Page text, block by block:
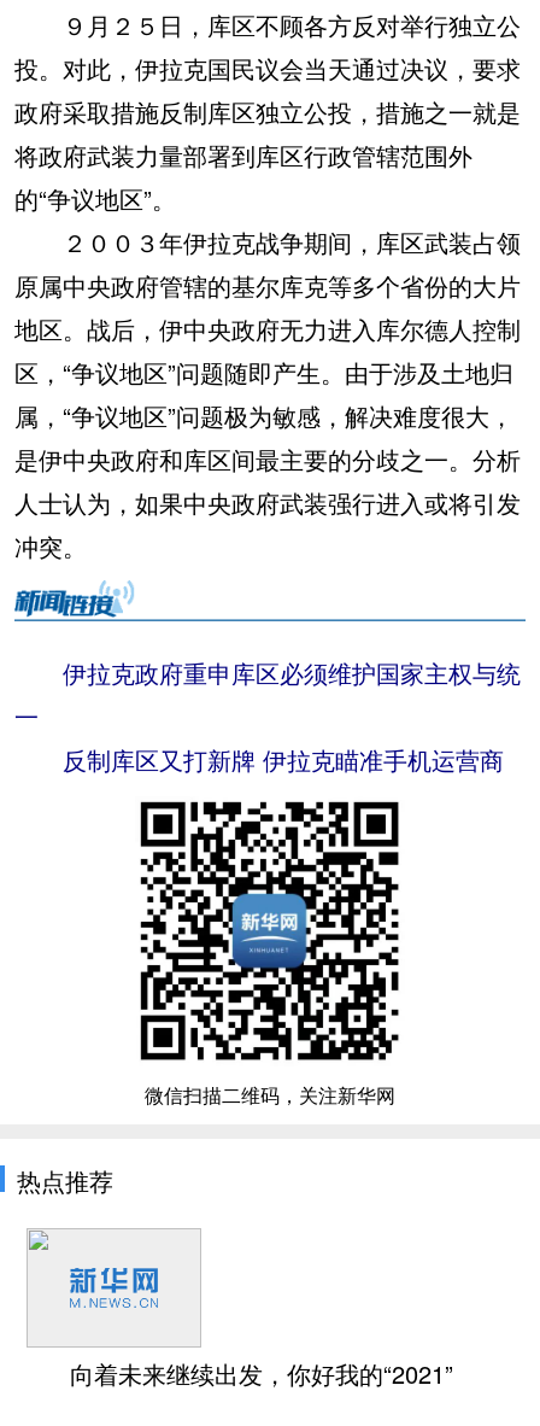
９月２５日，库区不顾各方反对举行独立公
投。对此，伊拉克国民议会当天通过决议，要求
政府采取措施反制库区独立公投，措施之一就是
将政府武装力量部署到库区行政管辖范围外
的“争议地区”。
２００３年伊拉克战争期间，库区武装占领
原属中央政府管辖的基尔库克等多个省份的大片
地区。战后，伊中央政府无力进入库尔德人控制
区，“争议地区”问题随即产生。由于涉及土地归
属，“争议地区”问题极为敏感，解决难度很大，
是伊中央政府和库区间最主要的分歧之一。分析
人士认为，如果中央政府武装强行进入或将引发
冲突。
伊拉克政府重申库区必须维护国家主权与统
一
反制库区又打新牌 伊拉克瞄准手机运营商
微信扫描二维码，关注新华网
热点推荐
向着未来继续出发，你好我的“2021”